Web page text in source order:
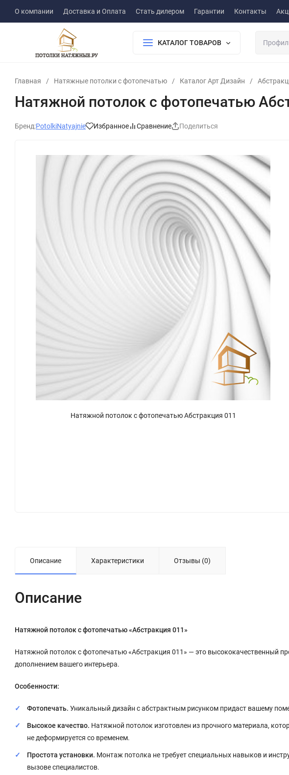
О компании Доставка и Оплата Стать дилером Гарантии Контакты
КАТАЛОГ ТОВАРОВ
Главная / Натяжные потолки с фотопечатью / Каталог Арт Дизайн /
Натяжной потолок с фотопечатью
Бренд:PotolkiNatyajnie Избранное Сравнение Поделиться
Натяжной потолок с фотопечатью Абстракция 011
Описание Характеристики Отзывы (0)
Описание
Натяжной потолок с фотопечатью «Абстракция 011»
Натяжной потолок с фотопечатью «Абстракция 011» — это высококачественный
дополнением вашего интерьера.
Особенности:
Фотопечать. Уникальный дизайн с абстрактным рисунком придаст вашему
Высокое качество. Натяжной потолок изготовлен из прочного материала,
не деформируется со временем.
Простота установки. Монтаж потолка не требует специальных навыков и
вызове специалистов.